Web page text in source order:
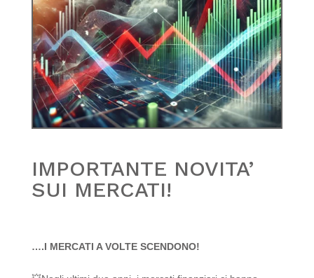
IMPORTANTE NOVITA’
SUI MERCATI!
….I MERCATI A VOLTE SCENDONO!